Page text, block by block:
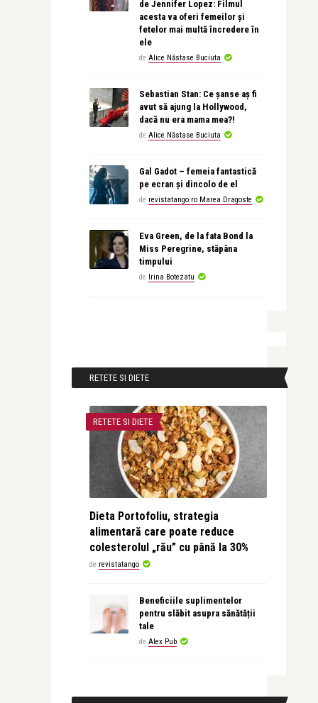
de Jennifer Lopez: Filmul
acesta va oferi femeilor și
fetelor mai multă încredere în
ele
de Alice Năstase Buciuta
Sebastian Stan: Ce șanse aș fi
avut să ajung la Hollywood,
dacă nu era mama mea?!
de Alice Năstase Buciuta
Gal Gadot – femeia fantastică
pe ecran și dincolo de el
de revistatango.ro Marea Dragoste
Eva Green, de la fata Bond la
Miss Peregrine, stăpâna
timpului
de Irina Botezatu
RETETE SI DIETE
RETETE SI DIETE
Dieta Portofoliu, strategia
alimentară care poate reduce
colesterolul „rău” cu până la 30%
de revistatango
Beneficiile suplimentelor
pentru slăbit asupra sănătății
tale
de Alex Pub